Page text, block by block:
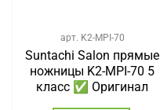
арт. K2-MPI-70
Suntachi Salon прямые
ножницы K2-MPI-70 5
класс ✅ Оригинал